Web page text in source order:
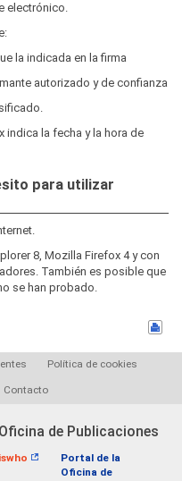
electrónico.
la indicada en la firma
autorizado y de confianza
indica la fecha y la hora de
para utilizar
8, Mozilla Firefox 4 y con
También es posible que
se han probado.
Política de cookies
Contacto
de Publicaciones
Portal de la
Oficina de